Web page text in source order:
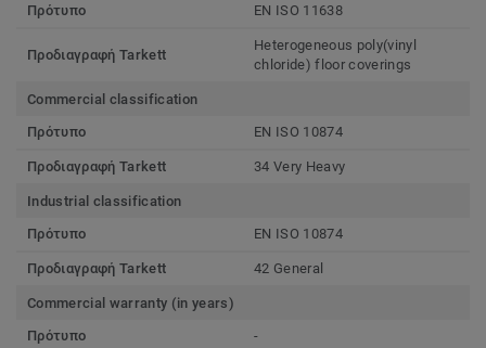
Πρότυπο
EN ISO 11638
Προδιαγραφή Tarkett
Heterogeneous poly(vinyl
chloride) floor coverings
Commercial classification
Πρότυπο
EN ISO 10874
Προδιαγραφή Tarkett 34 Very Heavy
Industrial classification
Πρότυπο
EN ISO 10874
Προδιαγραφή Tarkett 42 General
Commercial warranty (in years)
Πρότυπο
-